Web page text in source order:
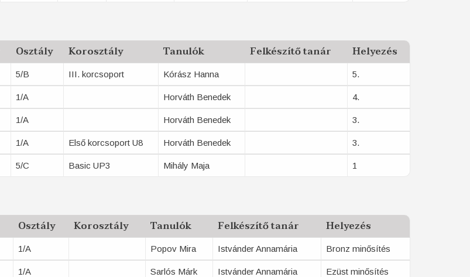
Osztály Korosztály Tanulók Felkészítő tanár Helyezés
5/B III. korcsoport Kórász Hanna 5.
1/A Horváth Benedek 4.
1/A Horváth Benedek 3.
1/A Első korcsoport U8 Horváth Benedek 3.
5/C Basic UP3 Mihály Maja 1
Osztály Korosztály Tanulók Felkészítő tanár Helyezés
1/A Popov Mira Istvánder Annamária Bronz minősítés
1/A Sarlós Márk Istvánder Annamária Ezüst minősítés